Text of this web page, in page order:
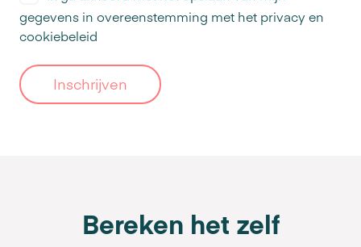
gegevens in overeenstemming met het privacy en
cookiebeleid
Inschrijven
Bereken het zelf